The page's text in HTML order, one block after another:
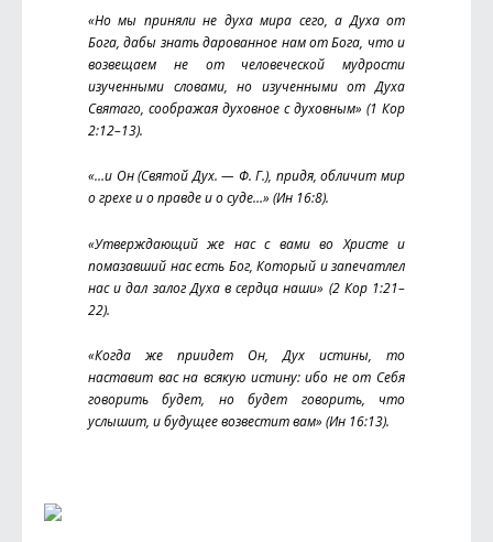
«Но мы приняли не духа мира сего, а Духа от
Бога, дабы знать дарованное нам от Бога, что и
возвещаем не от человеческой мудрости
изученными словами, но изученными от Духа
Святаго, соображая духовное с духовным» (1 Кор
2:12–13).
«…и Он (Святой Дух. — Ф. Г.), придя, обличит мир
о грехе и о правде и о суде…» (Ин 16:8).
«Утверждающий же нас с вами во Христе и
помазавший нас есть Бог, Который и запечатлел
нас и дал залог Духа в сердца наши» (2 Кор 1:21–
22).
«Когда же приидет Он, Дух истины, то
наставит вас на всякую истину: ибо не от Себя
говорить будет, но будет говорить, что
услышит, и будущее возвестит вам» (Ин 16:13).